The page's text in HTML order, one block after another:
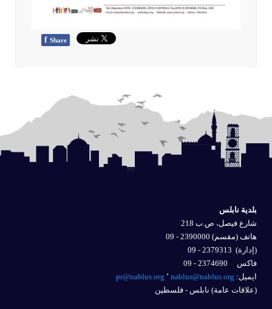
f Share
بلدية نابلس
شارع فيصل، ص.ب 218
هاتف (مقسم) 2390000 - 09
(إدارة)
فاكس 2374690 - 09
ايميل: nablus@nablus.org
pr@nablus.org
(علاقات عامة) نابلس - فلسطين